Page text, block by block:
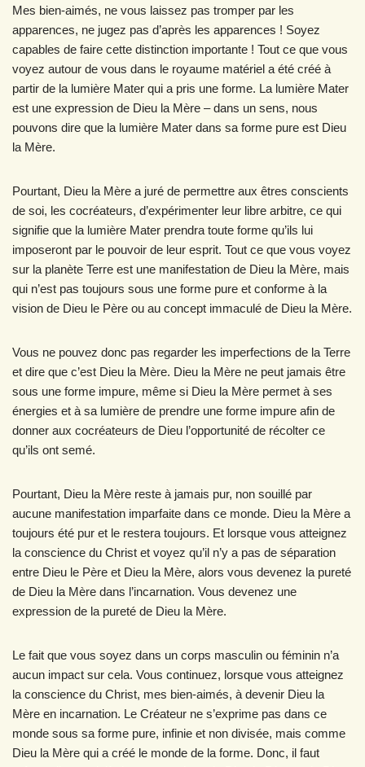
Mes bien-aimés, ne vous laissez pas tromper par les
apparences, ne jugez pas d’après les apparences ! Soyez
capables de faire cette distinction importante ! Tout ce que vous
voyez autour de vous dans le royaume matériel a été créé à
partir de la lumière Mater qui a pris une forme. La lumière Mater
est une expression de Dieu la Mère – dans un sens, nous
pouvons dire que la lumière Mater dans sa forme pure est Dieu
la Mère.
Pourtant, Dieu la Mère a juré de permettre aux êtres conscients
de soi, les cocréateurs, d’expérimenter leur libre arbitre, ce qui
signifie que la lumière Mater prendra toute forme qu’ils lui
imposeront par le pouvoir de leur esprit. Tout ce que vous voyez
sur la planète Terre est une manifestation de Dieu la Mère, mais
qui n’est pas toujours sous une forme pure et conforme à la
vision de Dieu le Père ou au concept immaculé de Dieu la Mère.
Vous ne pouvez donc pas regarder les imperfections de la Terre
et dire que c’est Dieu la Mère. Dieu la Mère ne peut jamais être
sous une forme impure, même si Dieu la Mère permet à ses
énergies et à sa lumière de prendre une forme impure afin de
donner aux cocréateurs de Dieu l’opportunité de récolter ce
qu’ils ont semé.
Pourtant, Dieu la Mère reste à jamais pur, non souillé par
aucune manifestation imparfaite dans ce monde. Dieu la Mère a
toujours été pur et le restera toujours. Et lorsque vous atteignez
la conscience du Christ et voyez qu’il n’y a pas de séparation
entre Dieu le Père et Dieu la Mère, alors vous devenez la pureté
de Dieu la Mère dans l’incarnation. Vous devenez une
expression de la pureté de Dieu la Mère.
Le fait que vous soyez dans un corps masculin ou féminin n’a
aucun impact sur cela. Vous continuez, lorsque vous atteignez
la conscience du Christ, mes bien-aimés, à devenir Dieu la
Mère en incarnation. Le Créateur ne s’exprime pas dans ce
monde sous sa forme pure, infinie et non divisée, mais comme
Dieu la Mère qui a créé le monde de la forme. Donc, il faut